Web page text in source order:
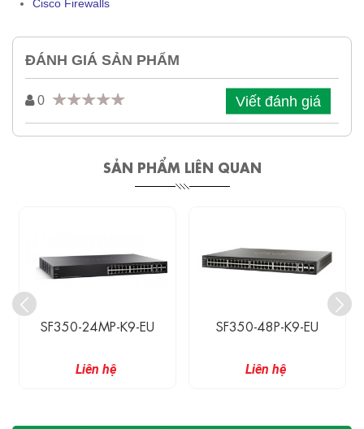
Cisco Firewalls
ĐÁNH GIÁ SẢN PHẨM
0 Viết đánh giá
SẢN PHẨM LIÊN QUAN
SF350-24MP-K9-EU
Liên hệ
SF350-48P-K9-EU
Liên hệ